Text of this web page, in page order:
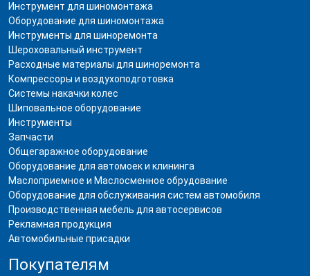
Инструмент для шиномонтажа
Оборудование для шиномонтажа
Инструменты для шиноремонта
Шероховальный инструмент
Расходные материалы для шиноремонта
Компрессоры и воздухоподготовка
Системы накачки колес
Шиповальное оборудование
Инструменты
Запчасти
Общегаражное оборудование
Оборудование для автомоек и клининга
Маслоприемное и Маслосменное обрудование
Оборудование для обслуживания систем автомобиля
Производственная мебель для автосервисов
Рекламная продукция
Автомобильные присадки
Покупателям